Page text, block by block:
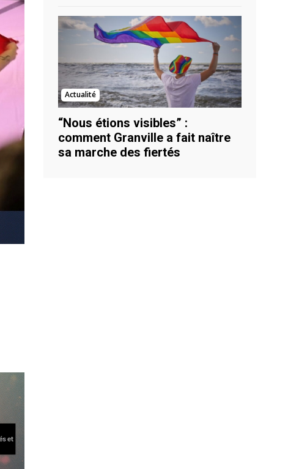
Actualité
“Nous étions visibles” :
comment Granville a fait naître
sa marche des fiertés